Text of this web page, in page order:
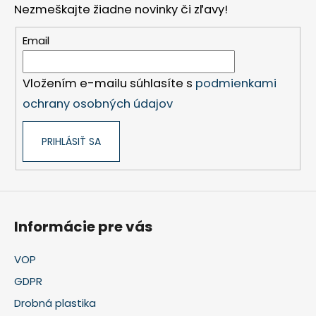
Nezmeškajte žiadne novinky či zľavy!
Email
Vložením e-mailu súhlasíte s podmienkami
ochrany osobných údajov
PRIHLÁSIŤ SA
Informácie pre vás
VOP
GDPR
Drobná plastika